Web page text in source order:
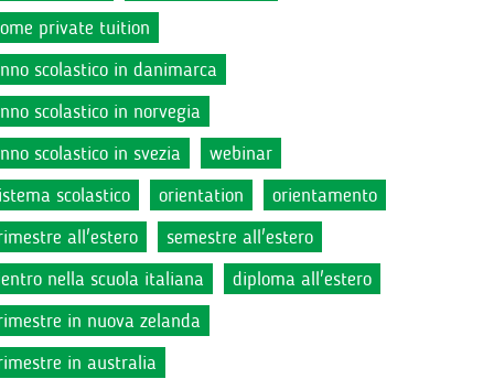
private tuition
scolastico in danimarca
scolastico in norvegia
scolastico in svezia
webinar
scolastico
orientation
orientamento
all'estero
semestre all'estero
nella scuola italiana
diploma all'estero
in nuova zelanda
in australia